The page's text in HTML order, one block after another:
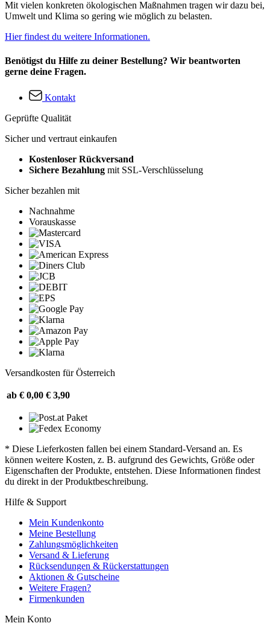
Mit vielen konkreten ökologischen Maßnahmen tragen wir dazu bei,
Umwelt und Klima so gering wie möglich zu belasten.
Hier findest du weitere Informationen.
Benötigst du Hilfe zu deiner Bestellung? Wir beantworten
gerne deine Fragen.
Kontakt
Geprüfte Qualität
Sicher und vertraut einkaufen
Kostenloser Rückversand
Sichere Bezahlung mit SSL-Verschlüsselung
Sicher bezahlen mit
Nachnahme
Vorauskasse
Versandkosten für Österreich
ab € 0,00 € 3,90
* Diese Lieferkosten fallen bei einem Standard-Versand an. Es
können weitere Kosten, z. B. aufgrund des Gewichts, Größe oder
Eigenschaften der Produkte, entstehen. Diese Informationen findest
du direkt in der Produktbeschreibung.
Hilfe & Support
Mein Kundenkonto
Meine Bestellung
Zahlungsmöglichkeiten
Versand & Lieferung
Rücksendungen & Rückerstattungen
Aktionen & Gutscheine
Weitere Fragen?
Firmenkunden
Mein Konto